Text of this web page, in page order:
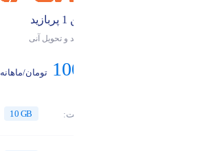
پلن 1 پربازید
خرید و تحویل آنی
100,000 تومان/ماهانه
فضای هاست: 10 GB